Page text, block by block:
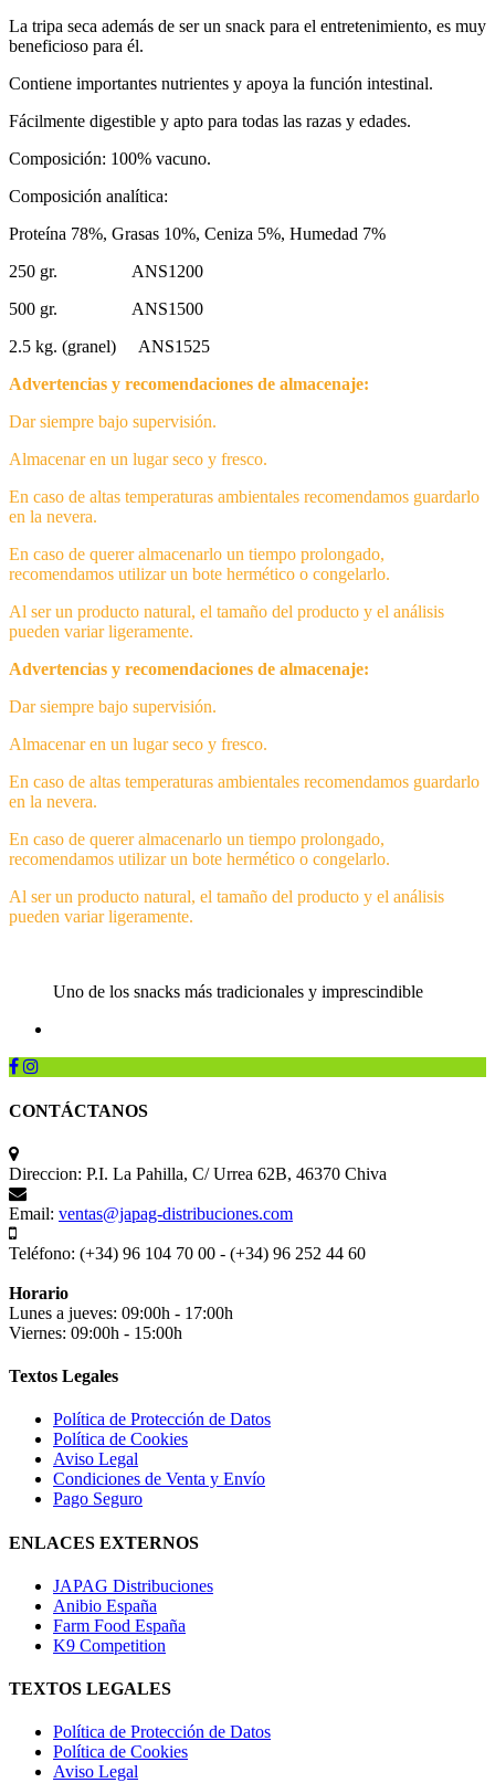
La tripa seca además de ser un snack para el entretenimiento, es muy
beneficioso para él.
Contiene importantes nutrientes y apoya la función intestinal.
Fácilmente digestible y apto para todas las razas y edades.
Composición: 100% vacuno.
Composición analítica:
Proteína 78%, Grasas 10%, Ceniza 5%, Humedad 7%
250 gr. ANS1200
500 gr. ANS1500
2.5 kg. (granel) ANS1525
Advertencias y recomendaciones de almacenaje:
Dar siempre bajo supervisión.
Almacenar en un lugar seco y fresco.
En caso de altas temperaturas ambientales recomendamos guardarlo
en la nevera.
En caso de querer almacenarlo un tiempo prolongado,
recomendamos utilizar un bote hermético o congelarlo.
Al ser un producto natural, el tamaño del producto y el análisis
pueden variar ligeramente.
Advertencias y recomendaciones de almacenaje:
Dar siempre bajo supervisión.
Almacenar en un lugar seco y fresco.
En caso de altas temperaturas ambientales recomendamos guardarlo
en la nevera.
En caso de querer almacenarlo un tiempo prolongado,
recomendamos utilizar un bote hermético o congelarlo.
Al ser un producto natural, el tamaño del producto y el análisis
pueden variar ligeramente.
Uno de los snacks más tradicionales y imprescindible
CONTÁCTANOS
Direccion: P.I. La Pahilla, C/ Urrea 62B, 46370 Chiva
Email: ventas@japag-distribuciones.com
Teléfono: (+34) 96 104 70 00 - (+34) 96 252 44 60
Horario
Lunes a jueves: 09:00h - 17:00h
Viernes: 09:00h - 15:00h
Textos Legales
Política de Protección de Datos
Política de Cookies
Aviso Legal
Condiciones de Venta y Envío
Pago Seguro
ENLACES EXTERNOS
JAPAG Distribuciones
Anibio España
Farm Food España
K9 Competition
TEXTOS LEGALES
Política de Protección de Datos
Política de Cookies
Aviso Legal